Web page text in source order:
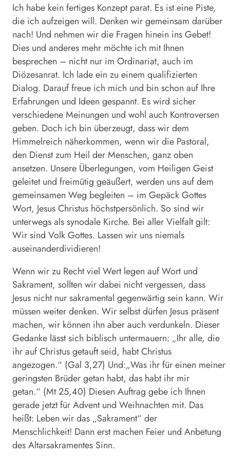
Ich habe kein fertiges Konzept parat. Es ist eine Piste,
die ich aufzeigen will. Denken wir gemeinsam darüber
nach! Und nehmen wir die Fragen hinein ins Gebet!
Dies und anderes mehr möchte ich mit Ihnen
besprechen – nicht nur im Ordinariat, auch im
Diözesanrat. Ich lade ein zu einem qualifizierten
Dialog. Darauf freue ich mich und bin schon auf Ihre
Erfahrungen und Ideen gespannt. Es wird sicher
verschiedene Meinungen und wohl auch Kontroversen
geben. Doch ich bin überzeugt, dass wir dem
Himmelreich näherkommen, wenn wir die Pastoral,
den Dienst zum Heil der Menschen, ganz oben
ansetzen. Unsere Überlegungen, vom Heiligen Geist
geleitet und freimütig geäußert, werden uns auf dem
gemeinsamen Weg begleiten – im Gepäck Gottes
Wort, Jesus Christus höchstpersönlich. So sind wir
unterwegs als synodale Kirche. Bei aller Vielfalt gilt:
Wir sind Volk Gottes. Lassen wir uns niemals
auseinanderdividieren!
Wenn wir zu Recht viel Wert legen auf Wort und
Sakrament, sollten wir dabei nicht vergessen, dass
Jesus nicht nur sakramental gegenwärtig sein kann. Wir
müssen weiter denken. Wir selbst dürfen Jesus präsent
machen, wir können ihn aber auch verdunkeln. Dieser
Gedanke lässt sich biblisch untermauern: „Ihr alle, die
ihr auf Christus getauft seid, habt Christus
angezogen.“ (Gal 3,27) Und:„Was ihr für einen meiner
geringsten Brüder getan habt, das habt ihr mir
getan.“ (Mt 25,40) Diesen Auftrag gebe ich Ihnen
gerade jetzt für Advent und Weihnachten mit. Das
heißt: Leben wir das „Sakrament“ der
Menschlichkeit! Dann erst machen Feier und Anbetung
des Altarsakramentes Sinn.